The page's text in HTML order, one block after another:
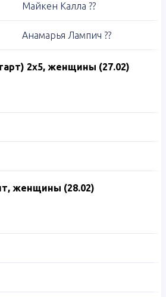
Майкен Калла ??
Анамарья Лампич ??
2х5, женщины (27.02)
женщины (28.02)